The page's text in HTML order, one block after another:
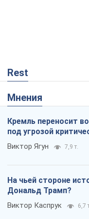
Rest
Мнения
Кремль переносит
под угрозой
Виктор Ягун 7,9 т.
На чьей стороне
Дональд Трамп?
Виктор Каспрук 6,7